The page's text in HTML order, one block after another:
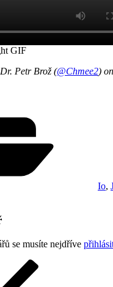
GIF
Petr Brož (@Chmee2) on
Io,
se musíte nejdříve